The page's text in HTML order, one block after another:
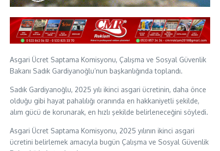
Asgari Ücret Saptama Komisyonu, Çalışma ve Sosyal Güvenlik
Bakanı Sadık Gardiyanoğlu’nun başkanlığında toplandı.
Sadık Gardiyanoğlu, 2025 yılı ikinci asgari ücretinin, daha önce
olduğu gibi hayat pahalılığı oranında en hakkaniyetli şekilde,
alım gücü de korunarak, en hızlı şekilde belirleneceğini söyledi.
Asgari Ücret Saptama Komisyonu, 2025 yılının ikinci asgari
ücretini belirlemek amacıyla bugün Çalışma ve Sosyal Güvenlik